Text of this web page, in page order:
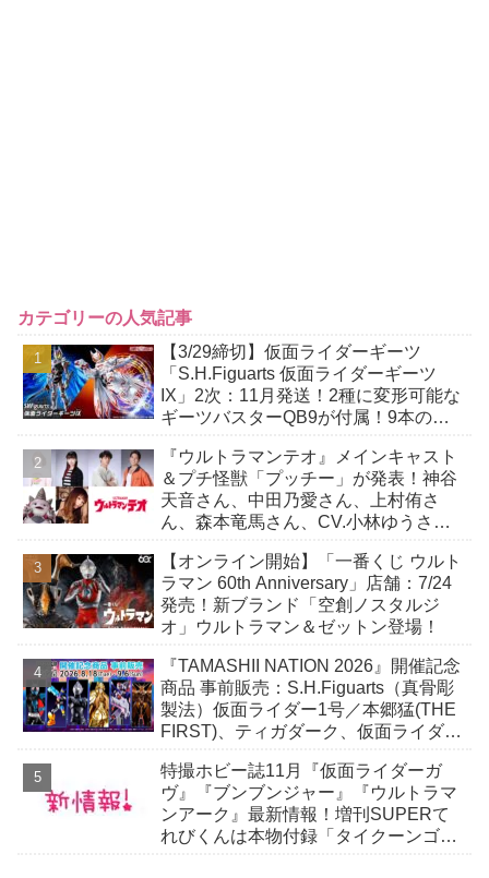
カテゴリーの人気記事
【3/29締切】仮面ライダーギーツ
「S.H.Figuarts 仮面ライダーギーツ
IX」2次：11月発送！2種に変形可能な
ギーツバスターQB9が付属！9本の尾
『ウルトラマンテオ』メインキャスト
＆プチ怪獣「プッチー」が発表！神谷
天音さん、中田乃愛さん、上村侑さ
ん、森本竜馬さん、CV.小林ゆうさ
【オンライン開始】「一番くじ ウルト
ラマン 60th Anniversary」店舗：7/24
発売！新ブランド「空創ノスタルジ
オ」ウルトラマン＆ゼットン登場！
『TAMASHII NATION 2026』開催記念
商品 事前販売：S.H.Figuarts（真骨彫
製法）仮面ライダー1号／本郷猛(THE
FIRST)、ティガダーク、仮面ライダー
特撮ホビー誌11月『仮面ライダーガ
ヴ』『ブンブンジャー』『ウルトラマ
ンアーク』最新情報！増刊SUPERて
れびくんは本物付録「タイクーンゴチ